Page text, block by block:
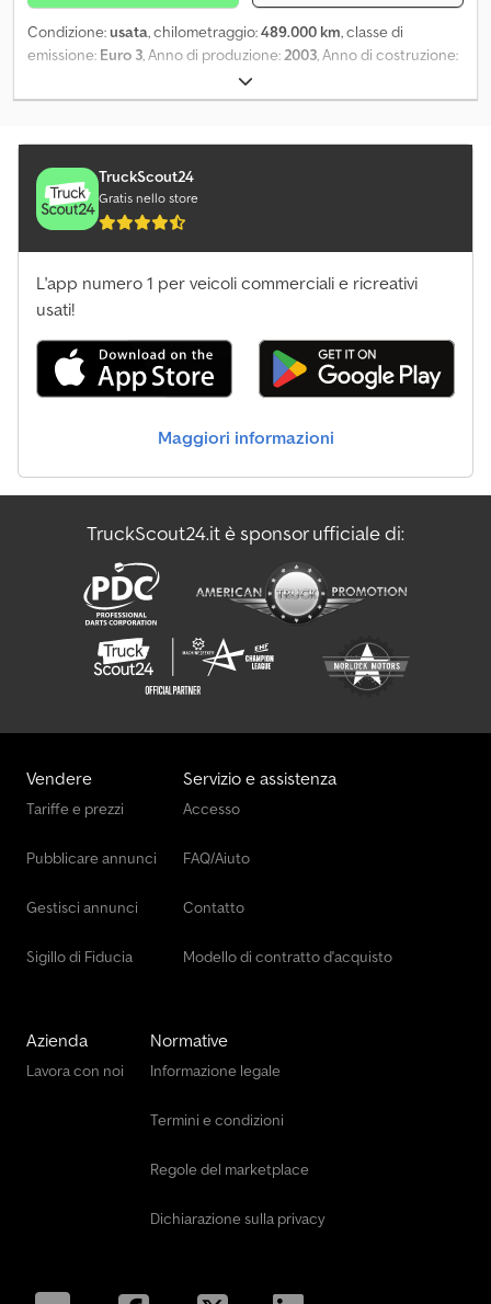
Condizione:usata, chilometraggio:489.000 km, classe di
emissione: Euro 3, Anno di produzione:2003, Anno di costruzione:
TruckScout24
Gratis nello store
L'app numero 1 per veicoli commerciali e ricreativi
usati!
Maggiori informazioni
TruckScout24.it è sponsor ufficiale di:
Vendere
Tariffe e prezzi
Pubblicare annunci
Gestisci annunci
Sigillo di Fiducia
Servizio e assistenza
Accesso
FAQ/Aiuto
Contatto
Modello di contratto d'acquisto
Azienda
Lavora con noi
Normative
Informazione legale
Termini e condizioni
Regole del marketplace
Dichiarazione sulla privacy